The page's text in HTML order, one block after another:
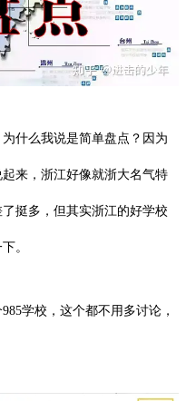
什么我说是简单盘点？因为
来，浙江好像就浙大名气特
挺多，但其实浙江的好学校
。
学校，这个都不用多讨论，